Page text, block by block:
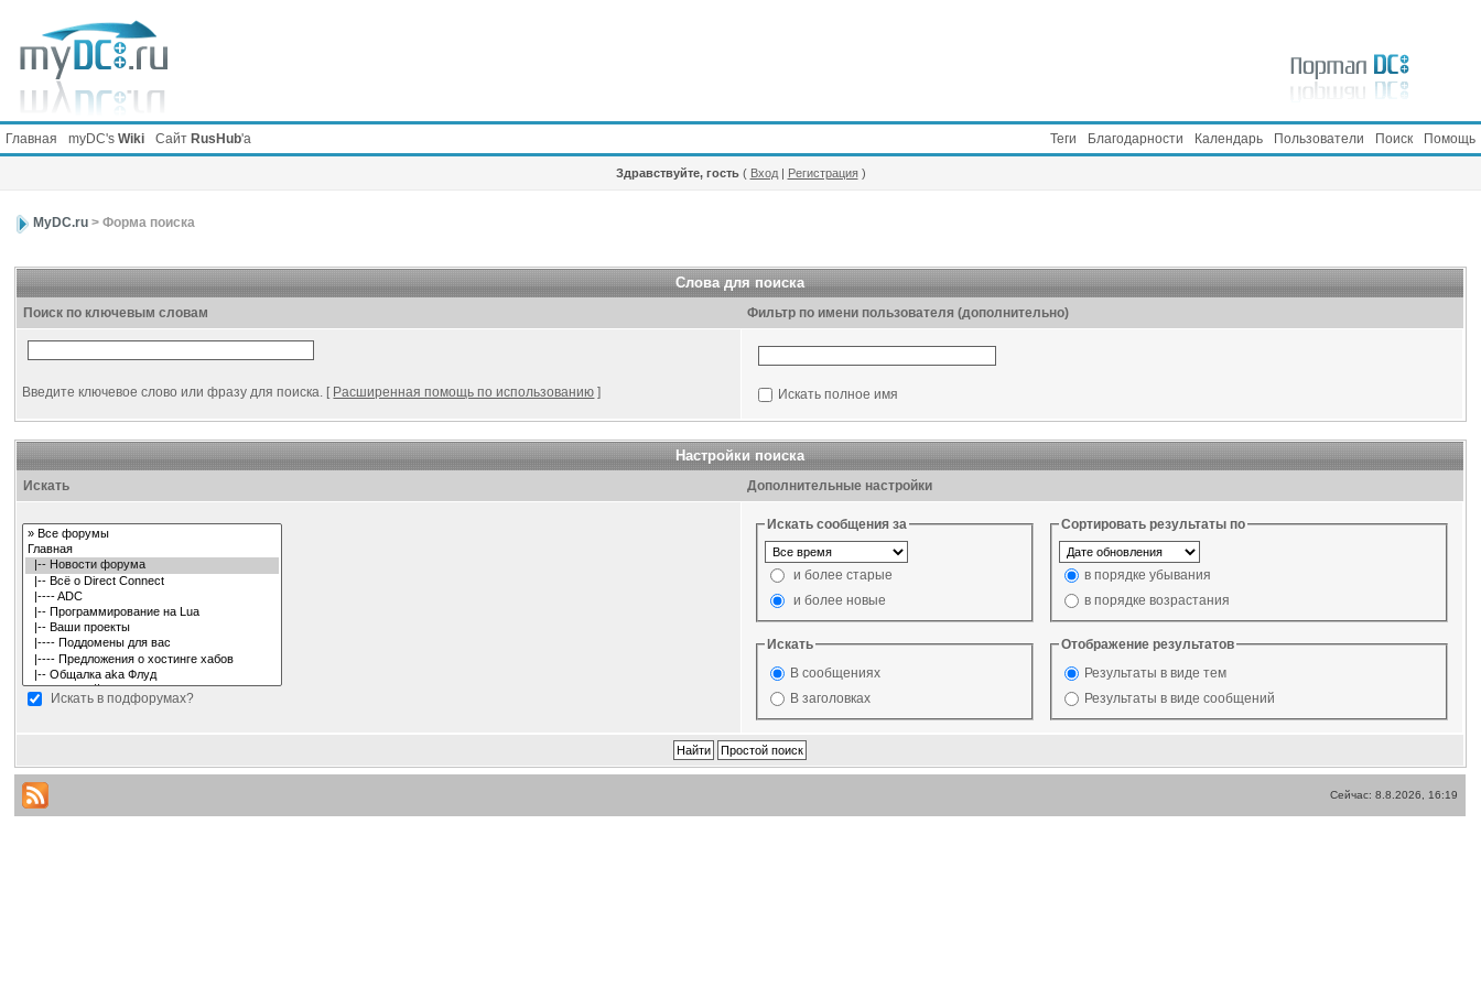
Главная myDC's Wiki Сайт RusHub'а Помощь
Поиск
Пользователи
Календарь
Благодарности
Теги
Здравствуйте, гость( Вход| Регистрация)
MyDC.ru > Форма поиска
Слова для поиска
Поиск по ключевым словам Фильтр по имени пользователя (дополнительно)
Введите ключевое слово или фразу для поиска. [ Расширенная помощь по использованию ] Искать полное имя
Настройки поиска
Искать Дополнительные настройки
Искать в подфорумах?
Искать сообщения за
и более старые
и более новые
Сортировать результаты по
в порядке убывания
в порядке возрастания
Искать
В сообщениях
В заголовках
Отображение результатов
Результаты в виде тем
Результаты в виде сообщений
Сейчас: 8.8.2026, 16:19